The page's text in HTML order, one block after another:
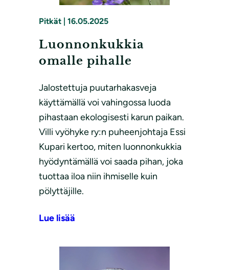
Pitkät | 16.05.2025
Luonnonkukkia
omalle pihalle
Jalostettuja puutarhakasveja
käyttämällä voi vahingossa luoda
pihastaan ekologisesti karun paikan.
Villi vyöhyke ry:n puheenjohtaja Essi
Kupari kertoo, miten luonnonkukkia
hyödyntämällä voi saada pihan, joka
tuottaa iloa niin ihmiselle kuin
pölyttäjille.
Lue lisää